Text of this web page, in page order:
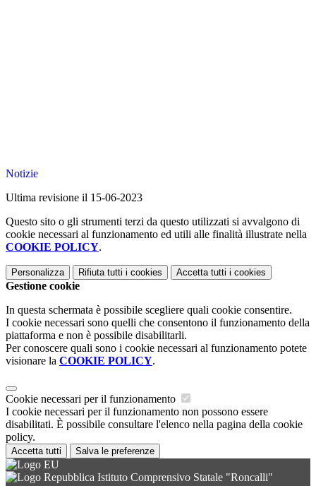
Notizie
Ultima revisione il 15-06-2023
Questo sito o gli strumenti terzi da questo utilizzati si avvalgono di
cookie necessari al funzionamento ed utili alle finalità illustrate nella
COOKIE POLICY.
Personalizza Rifiuta tutti i cookies Accetta tutti i cookies
Gestione cookie
In questa schermata è possibile scegliere quali cookie consentire.
I cookie necessari sono quelli che consentono il funzionamento della
piattaforma e non è possibile disabilitarli.
Per conoscere quali sono i cookie necessari al funzionamento potete
visionare la COOKIE POLICY.
Cookie necessari per il funzionamento
I cookie necessari per il funzionamento non possono essere
disabilitati. È possibile consultare l'elenco nella pagina della cookie
policy.
Accetta tutti Salva le preferenze
Istituto Comprensivo Statale "Roncalli"